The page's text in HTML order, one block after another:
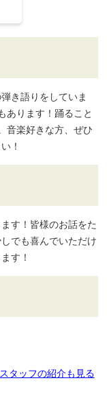
き語りをしていま
あります！踊ること
音楽好きな方、ぜひ
！
す！皆様のお話をた
でも喜んでいただけ
す！
タッフの紹介も見る